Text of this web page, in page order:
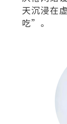
天沉浸在
吃”。